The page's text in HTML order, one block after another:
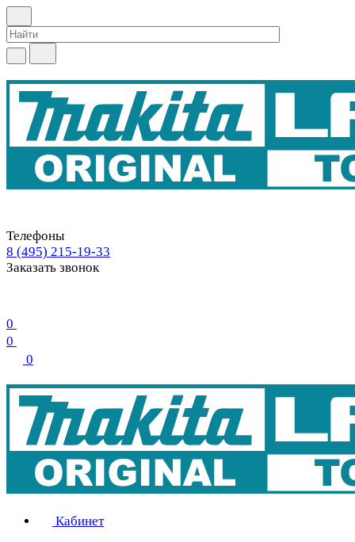
Телефоны
8 (495) 215-19-33
Заказать звонок
0
0
0
Кабинет